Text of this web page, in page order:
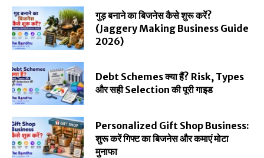
गुड़ बनाने का बिजनेस कैसे शुरू करें?
(Jaggery Making Business Guide
2026)
Debt Schemes क्या हैं? Risk, Types
और सही Selection की पूरी गाइड
Personalized Gift Shop Business:
शुरू करें गिफ्ट का बिजनेस और कमाएं मोटा
मुनाफा